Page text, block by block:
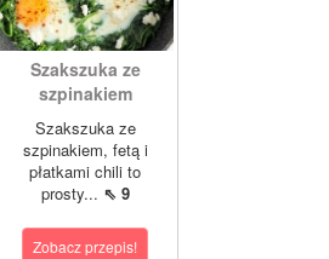
Szakszuka ze
szpinakiem
Szakszuka ze
szpinakiem, fetą i
płatkami chili to
prosty... ⇖ 9
Zobacz przepis!